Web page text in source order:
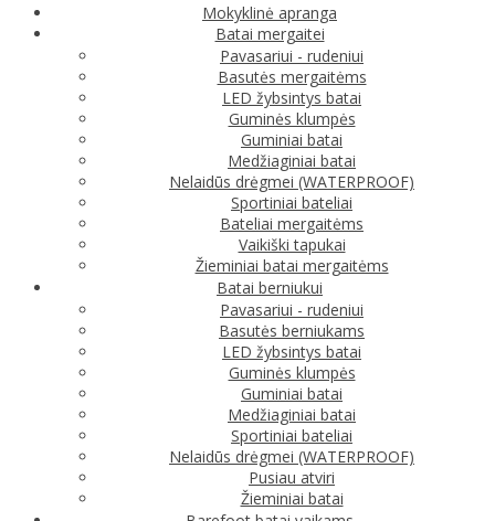
Mokyklinė apranga
Batai mergaitei
Pavasariui - rudeniui
Basutės mergaitėms
LED žybsintys batai
Guminės klumpės
Guminiai batai
Medžiaginiai batai
Nelaidūs drėgmei (WATERPROOF)
Sportiniai bateliai
Bateliai mergaitėms
Vaikiški tapukai
Žieminiai batai mergaitėms
Batai berniukui
Pavasariui - rudeniui
Basutės berniukams
LED žybsintys batai
Guminės klumpės
Guminiai batai
Medžiaginiai batai
Sportiniai bateliai
Nelaidūs drėgmei (WATERPROOF)
Pusiau atviri
Žieminiai batai